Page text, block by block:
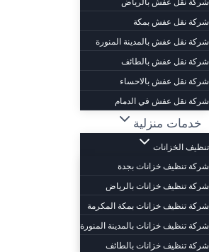
شركة نقل عفش بمكة
شركة نقل عفش بالمدينة المنورة
شركة نقل عفش بالطائف
شركة نقل عفش بالاحساء
شركة نقل عفش في الدمام
خدمات منزلية
تنظيف الخزانات
شركة تنظيف خزانات بجدة
شركة تنظيف خزانات بالرياض
شركة تنظيف خزانات بمكة المكرمة
شركة تنظيف خزانات بالمدينة المنورة
شركة تنظيف خزانات بالطائف